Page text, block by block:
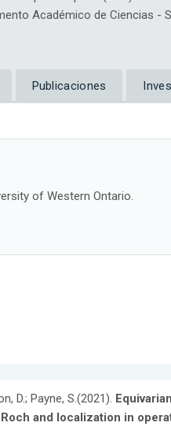
Académico de Ciencias -
Publicaciones
of Western Ontario.
D.; Payne, S.(2021).
and localization in